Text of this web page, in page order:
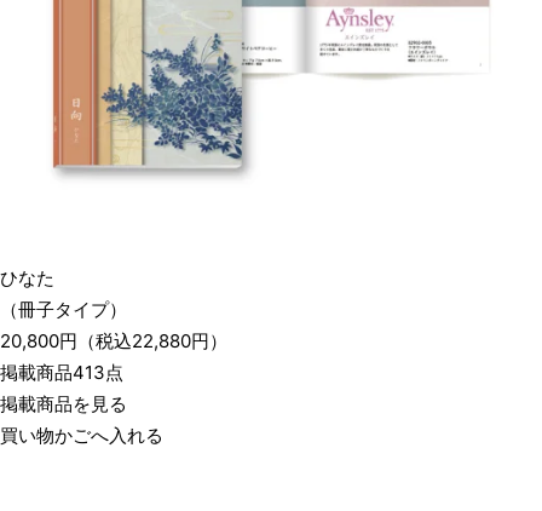
ひなた
（冊子タイプ）
20,800円 （税込22,880円）
掲載商品413点
掲載商品を見る
買い物かごへ入れる